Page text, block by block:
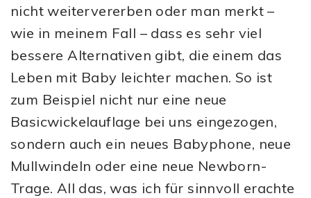
nicht weitervererben oder man merkt –
wie in meinem Fall – dass es sehr viel
bessere Alternativen gibt, die einem das
Leben mit Baby leichter machen. So ist
zum Beispiel nicht nur eine neue
Basicwickelauflage bei uns eingezogen,
sondern auch ein neues Babyphone, neue
Mullwindeln oder eine neue Newborn-
Trage. All das, was ich für sinnvoll erachte